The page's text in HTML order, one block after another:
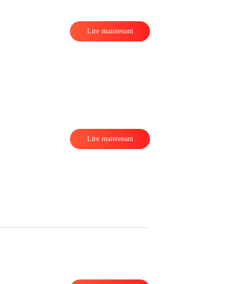
Lire maintenant
Lire maintenant